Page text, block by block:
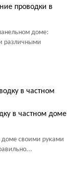
проводки в
доме:
различными
в частном доме
доме своими руками